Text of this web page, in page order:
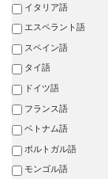
イタリア語
エスペラント語
スペイン語
タイ語
ドイツ語
フランス語
ベトナム語
ポルトガル語
モンゴル語